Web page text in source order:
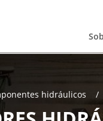
hidráulicos